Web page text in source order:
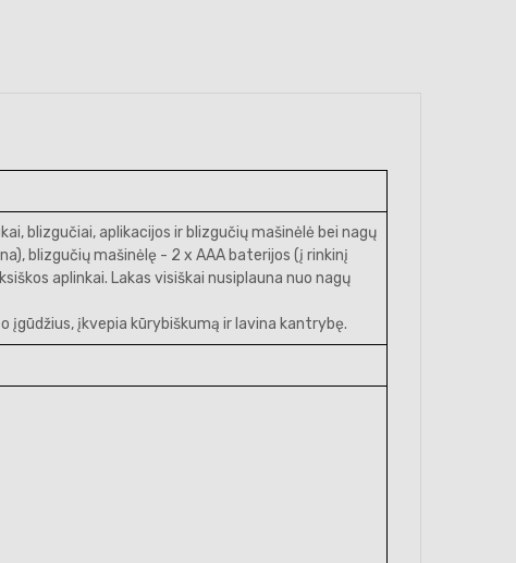
blizgučiai, aplikacijos ir blizgučių mašinėlė bei nagų
blizgučių mašinėlę - 2 x AAA baterijos (į rinkinį
aplinkai. Lakas visiškai nusiplauna nuo nagų
įgūdžius, įkvepia kūrybiškumą ir lavina kantrybę.